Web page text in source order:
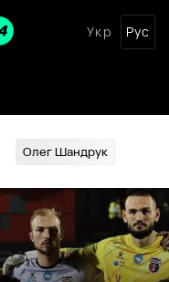
Укр Рус
Олег Шандрук